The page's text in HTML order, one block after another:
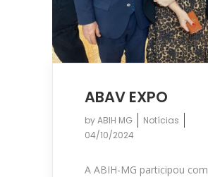
ABAV EXPO
byABIH MG
Notícias
04/10/2024
A ABIH-MG participou com